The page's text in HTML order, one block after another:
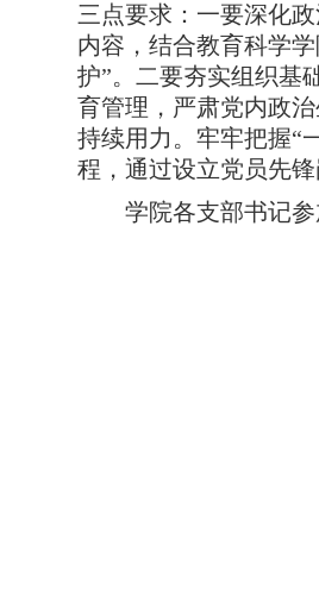
三点要求：一要深化
内容，结合教育科学
护”。二要夯实组织基
育管理，严肃党内政
持续用力。牢牢把握“
程，通过设立党员先
学院各支部书记参